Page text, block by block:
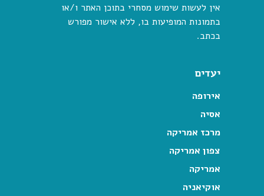
אין לעשות שימוש מסחרי בתוכן האתר ו/או
בתמונות המופיעות בו, ללא אישור מפורש
בכתב.
יעדים
אירופה
אסיה
מרכז אמריקה
צפון אמריקה
אמריקה
אוקיאניה